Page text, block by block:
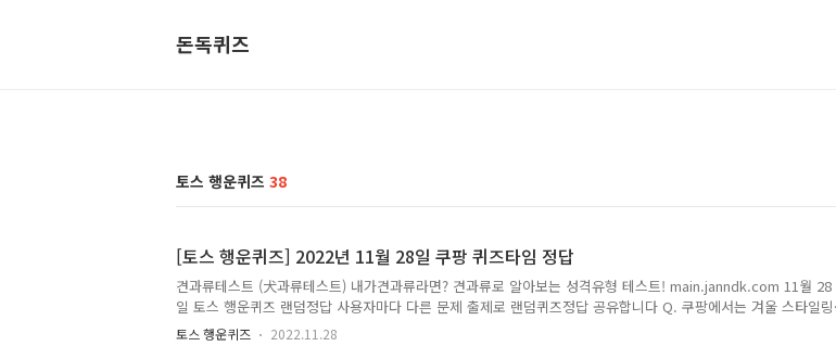
돈독퀴즈
토스 행운퀴즈 38
[토스 행운퀴즈] 2022년 11월 28일 쿠팡 퀴즈타임 정답
견과류테스트 (犬과류테스트) 내가견과류라면? 견과류로 알아보는 성격유형 테스트! main.janndk.com 11월 28
일 토스 행운퀴즈 랜덤정답 사용자마다 다른 문제 출제로 랜덤퀴즈정답 공유합니다 Q. 쿠팡에서는 겨울 스타일링
특가로 최대 OO% 할인해요 정답은 [ 80 ] 정답은 [ 4 ] 정답은 [ 스타일링 ] 저는 토스 행운퀴즈의 정답을 최대한
빠르고 정확하게 포스팅해볼까 합니다. 앞으로 다양하고 많은 퀴즈 정답을 보다 손쉽게 알고 싶으시다면, 구독 또
토스 행운퀴즈 2022.11.28